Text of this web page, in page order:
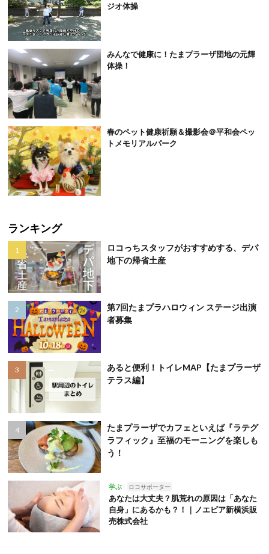
ジオ体操
みんなで健康に！たまプラーザ団地の元輝
体操！
春のペット健康祈願＆撮影会＠平和会ペッ
トメモリアルパーク
ランキング
ロコっちスタッフがおすすめする、デパ
地下の帰省土産
第7回たまプラハロウィン ステージ出演
者募集
あると便利！トイレMAP【たまプラーザ
テラス編】
たまプラーザでカフェといえば『ラテグ
ラフィック』至福のモーニングを楽しも
う！
学ぶ ロコサポーター
あなたは大丈夫？肌荒れの原因は「あなた
自身」にあるかも？！｜ノエビア新横浜販
売株式会社